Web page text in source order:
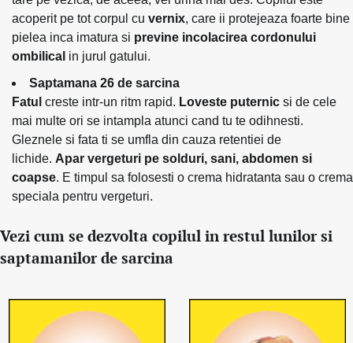
acoperit pe tot corpul cu vernix, care ii protejeaza foarte bine
pielea inca imatura si previne incolacirea cordonului
ombilical in jurul gatului.
Saptamana 26 de sarcina
Fatul creste intr-un ritm rapid. Loveste puternic si de cele
mai multe ori se intampla atunci cand tu te odihnesti.
Gleznele si fata ti se umfla din cauza retentiei de
lichide. Apar vergeturi pe solduri, sani, abdomen si
coapse. E timpul sa folosesti o crema hidratanta sau o crema
speciala pentru vergeturi.
Vezi cum se dezvolta copilul in restul lunilor si
saptamanilor de sarcina